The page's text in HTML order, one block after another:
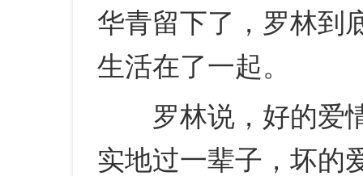
华青留下了，罗林到
生活在了一起。
罗林说，好的爱情
实地过一辈子，坏的